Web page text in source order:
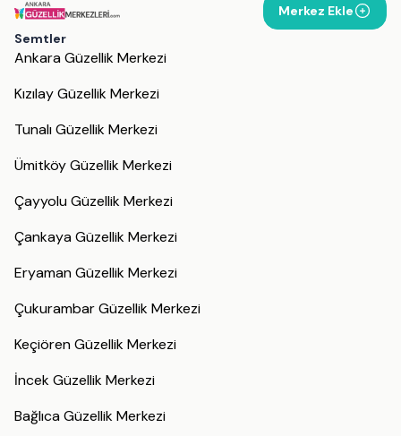
Merkez Ekle
Semtler
Ankara Güzellik Merkezi
Kızılay Güzellik Merkezi
Tunalı Güzellik Merkezi
Ümitköy Güzellik Merkezi
Çayyolu Güzellik Merkezi
Çankaya Güzellik Merkezi
Eryaman Güzellik Merkezi
Çukurambar Güzellik Merkezi
Keçiören Güzellik Merkezi
İncek Güzellik Merkezi
Bağlıca Güzellik Merkezi